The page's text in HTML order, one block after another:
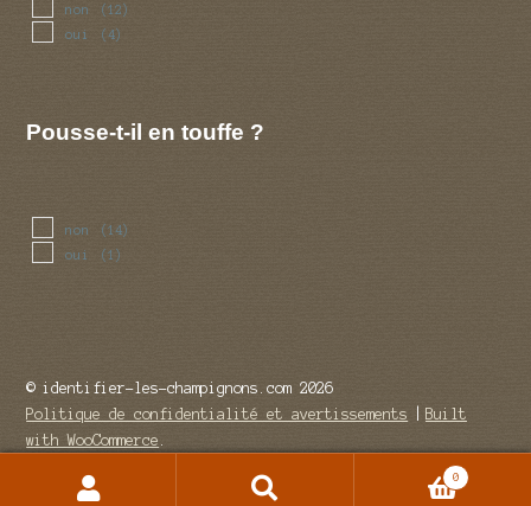
non (12)
oui (4)
Pousse-t-il en touffe ?
non (14)
oui (1)
© identifier-les-champignons.com 2026
Politique de confidentialité et avertissements
Built
with WooCommerce
Recherche
0